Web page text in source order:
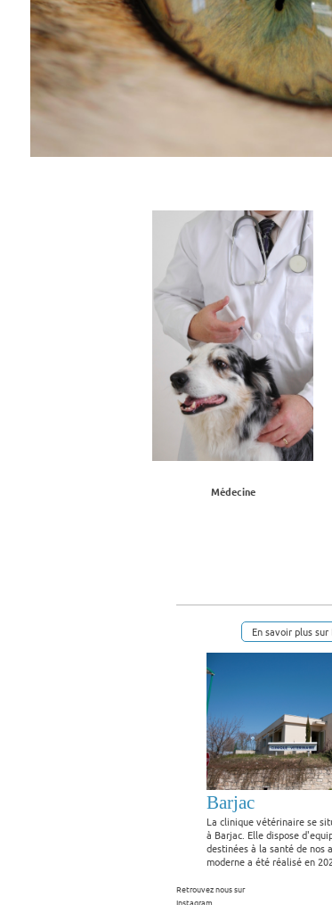
Médecine
En savoir plus sur
Barjac
La clinique vétérinaire se
à Barjac. Elle dispose
destinées à la santé de nos
moderne a été réalisé en
Retrouvez nous sur
Instagram